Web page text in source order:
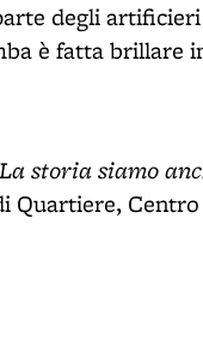
degli
è fatta brillare
La storia siamo
Quartiere,